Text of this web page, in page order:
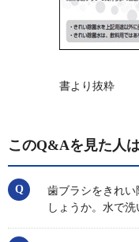
図
書より抜粋
このQ&Aを見た人
歯ブラシをきれ
しょうか。水で洗